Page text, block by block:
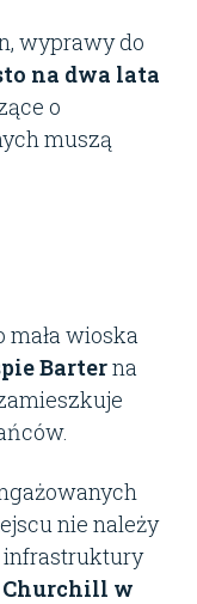
wyprawy do
na dwa lata
o
muszą
wioska
Barterna
nie należy
infrastruktury
Churchill w